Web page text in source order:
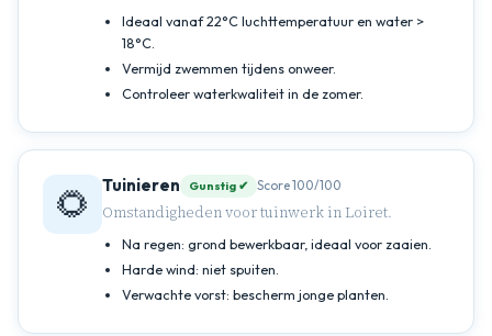
Ideaal vanaf 22°C luchttemperatuur en water >
18°C.
Vermijd zwemmen tijdens onweer.
Controleer waterkwaliteit in de zomer.
🌻 Tuinieren Gunstig ✔ Score 100/100
Omstandigheden voor tuinwerk in Loiret.
Na regen: grond bewerkbaar, ideaal voor zaaien.
Harde wind: niet spuiten.
Verwachte vorst: bescherm jonge planten.